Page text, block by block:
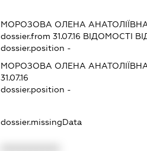
МОРОЗОВА ОЛЕНА
dossier.from 31.07.16 ВІДОМОСТІ
dossier.position -
МОРОЗОВА ОЛЕНА
31.07.16
dossier.position -
dossier.missingData